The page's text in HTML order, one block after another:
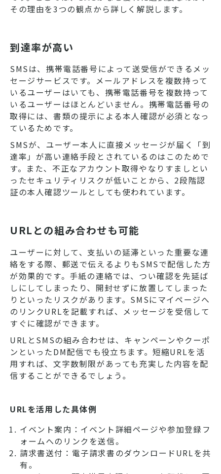
その理由を3つの観点から詳しく解説します。
到達率が高い
SMSは、携帯電話番号によって送受信ができるメッ
セージサービスです。メールアドレスを複数持って
いるユーザーはいても、携帯電話番号を複数持って
いるユーザーはほとんどいません。携帯電話番号の
取得には、書類の提示による本人確認が必須となっ
ているためです。
SMSが、ユーザー本人に直接メッセージが届く「到
達率」が高い連絡手段とされているのはこのためで
す。また、不正なアカウント取得やなりすましとい
ったセキュリティリスクが低いことから、2段階認
証の本人確認ツールとしても使われています。
URLとの組み合わせも可能
ユーザーに対して、支払いの延滞といった重要な連
絡をする際、郵送で伝えるよりもSMSで配信した方
が効果的です。手紙の連絡では、つい確認を先延ば
しにしてしまったり、開封せずに放置してしまった
りといったリスクがあります。SMSにマイページへ
のリンクURLを記載すれば、メッセージを受信して
すぐに確認ができます。
URLとSMSの組み合わせは、キャンペーンやクーポ
ンといったDM配信でも役立ちます。短縮URLを活
用すれば、文字数制限があっても充実した内容を配
信することができるでしょう。
URLを活用した具体例
イベント案内：イベント詳細ページや参加登録フ
ォームへのリンクを送信。
請求書送付：電子請求書のダウンロードURLを共
有。